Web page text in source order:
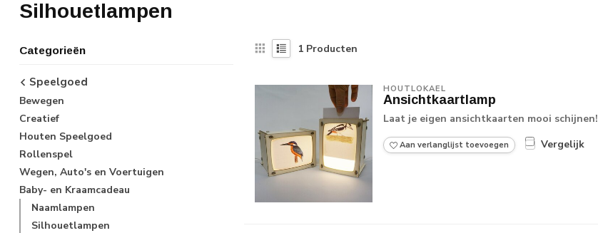
Silhouetlampen
Categorieën
Speelgoed
Bewegen
Creatief
Houten Speelgoed
Rollenspel
Wegen, Auto's en Voertuigen
Baby- en Kraamcadeau
Naamlampen
Silhouetlampen
1 Producten
HOUTLOKAEL
Ansichtkaartlamp
Laat je eigen ansichtkaarten mooi schijnen!
Aan verlanglijst toevoegen Vergelijk